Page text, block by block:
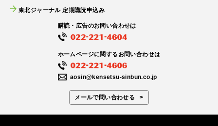
東北ジャーナル 定期購読申込み
購読・広告のお問い合わせは
ホームページに関するお問い合わせは
aosin@kensetsu-sinbun.co.jp
メールで問い合わせる